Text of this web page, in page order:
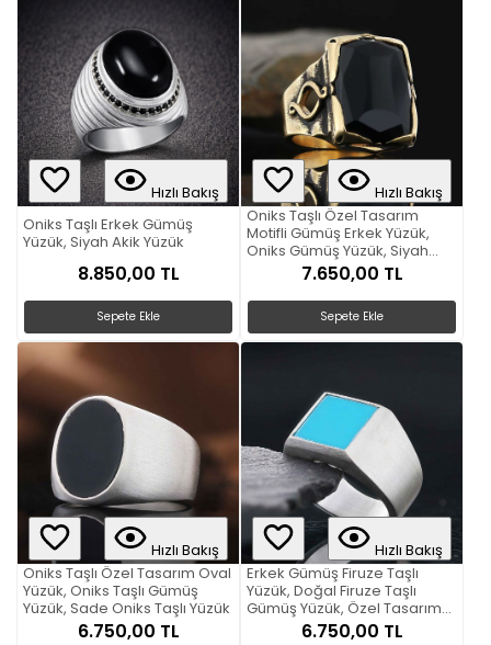
Hızlı Bakış
Oniks Taşlı Erkek Gümüş
Yüzük, Siyah Akik Yüzük
8.850,00 TL
Sepete Ekle
Hızlı Bakış
Oniks Taşlı Özel Tasarım
Motifli Gümüş Erkek Yüzük,
Oniks Gümüş Yüzük, Siyah
Akik Yüzük7.650,00 TL
Sepete Ekle
Hızlı Bakış
Oniks Taşlı Özel Tasarım Oval
Yüzük, Oniks Taşlı Gümüş
Yüzük, Sade Oniks Taşlı Yüzük
6.750,00 TL
Hızlı Bakış
Erkek Gümüş Firuze Taşlı
Yüzük, Doğal Firuze Taşlı
Gümüş Yüzük, Özel Tasarım
Kare Firuze Taşlı Yüzük
6.750,00 TL